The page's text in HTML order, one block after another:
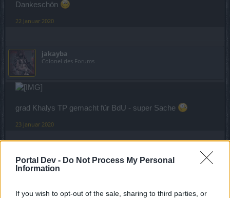
Portal Dev - Do Not Process My Personal
Information
If you wish to opt-out of the sale, sharing to third parties, or
Dankeschön
22 Januar 2020
jakayba
Colonel des Forums
grad Khalys TP gemacht für BdU - super Sache
23 Januar 2020
ChantillyRose
Forenaufseher
Zitat von jakayba:↑